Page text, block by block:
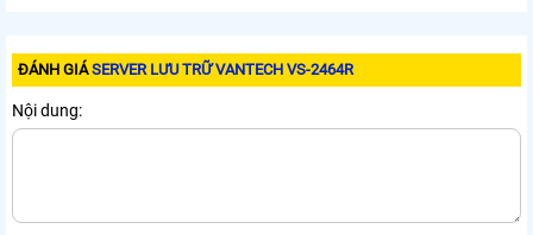
ĐÁNH GIÁSERVER LƯU TRỮ VANTECH VS-2464R
Nội dung: